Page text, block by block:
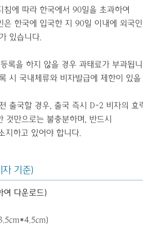
침에 따라 한국에서 90일을 초과하여
은 한국에 입국한 지 90일 이내에 외국인
있습니다.
록을 하지 않을 경우 과태료가 부과됩
시 국내체류와 비자발급에 제한이 있을
출국할 경우,출국 즉시D-2 비자의 효
것만으로는 불충분하며 , 반드시
지하고 있어야 합니다.
자 기준)
여 다운로드)
)